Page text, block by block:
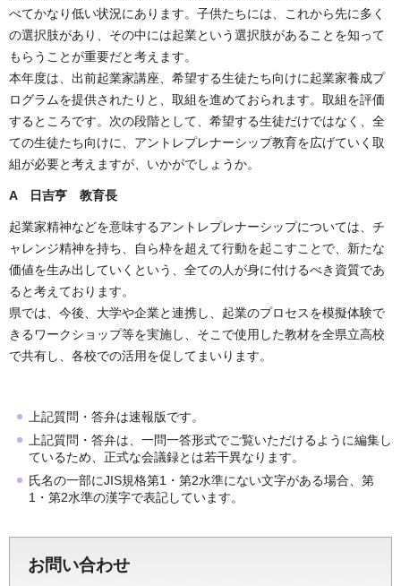
べてかなり低い状況にあります。子供たちには、これから先に多く
の選択肢があり、その中には起業という選択肢があることを知って
もらうことが重要だと考えます。
本年度は、出前起業家講座、希望する生徒たち向けに起業家養成プ
ログラムを提供されたりと、取組を進めておられます。取組を評価
するところです。次の段階として、希望する生徒だけではなく、全
ての生徒たち向けに、アントレプレナーシップ教育を広げていく取
組が必要と考えますが、いかがでしょうか。
A 日吉亨 教育長
起業家精神などを意味するアントレプレナーシップについては、チ
ャレンジ精神を持ち、自ら枠を超えて行動を起こすことで、新たな
価値を生み出していくという、全ての人が身に付けるべき資質であ
ると考えております。
県では、今後、大学や企業と連携し、起業のプロセスを模擬体験で
きるワークショップ等を実施し、そこで使用した教材を全県立高校
で共有し、各校での活用を促してまいります。
上記質問・答弁は速報版です。
上記質問・答弁は、一問一答形式でご覧いただけるように編集し
ているため、正式な会議録とは若干異なります。
氏名の一部にJIS規格第1・第2水準にない文字がある場合、第
1・第2水準の漢字で表記しています。
お問い合わせ